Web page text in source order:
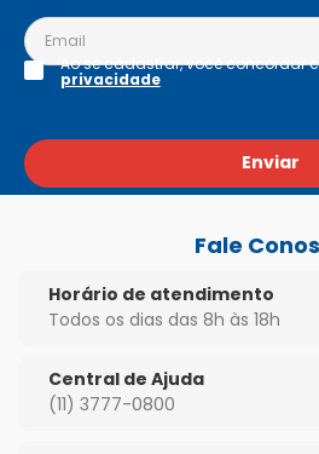
Enviar
Ao se cadastrar, você concordar
privacidade
Fale
Horário de atendimento
Todos os dias das 8h às 18h
Central de Ajuda
(11) 3777-0800